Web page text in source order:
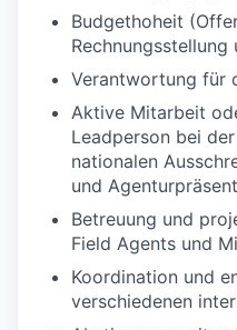
Budgethoheit
Verantwortung für
Aktive Mitarbeit
Leadperson bei
nationalen
und
Betreuung und
Field Agents und
Koordination und
verschiedenen